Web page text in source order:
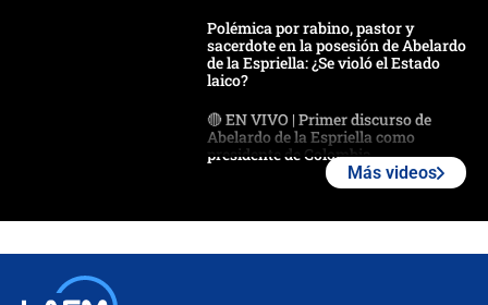
Polémica por rabino, pastor y
sacerdote en la posesión de Abelardo
de la Espriella: ¿Se violó el Estado
laico?
🔴 EN VIVO | Primer discurso de
Abelardo de la Espriella como
presidente de Colombia
Más videos